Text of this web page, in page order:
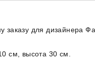
заказу для дизайнера
см, высота 30 см.